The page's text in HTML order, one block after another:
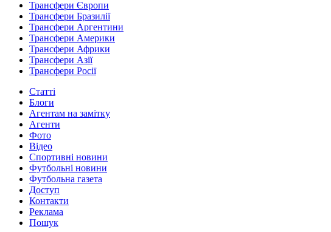
Трансфери Європи
Трансфери Бразилії
Трансфери Аргентини
Трансфери Америки
Трансфери Африки
Трансфери Азії
Трансфери Росії
Статті
Блоги
Агентам на замітку
Агенти
Фото
Відео
Спортивні новини
Футбольні новини
Футбольна газета
Доступ
Контакти
Реклама
Пошук